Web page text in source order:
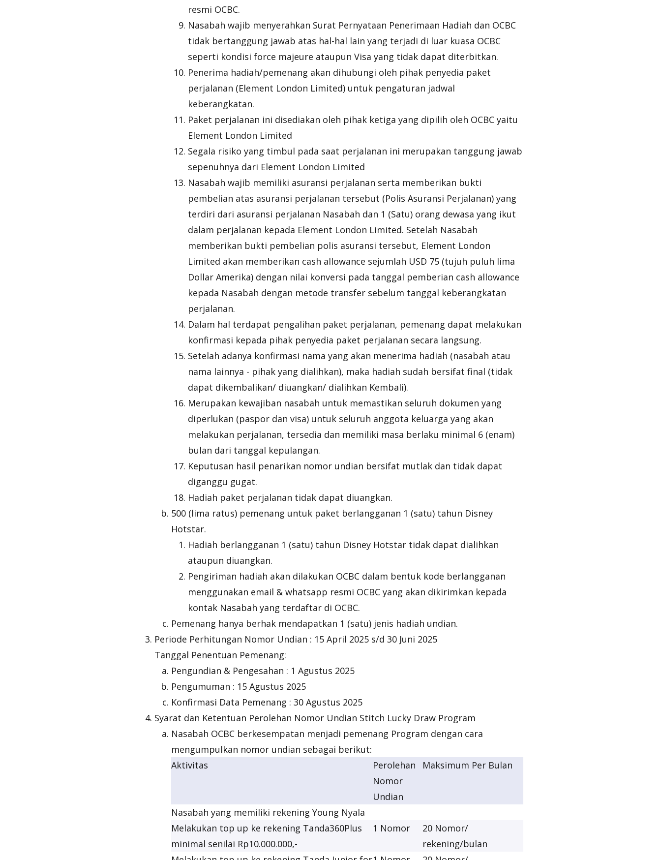
resmi OCBC.
Nasabah wajib menyerahkan Surat Pernyataan Penerimaan Hadiah dan OCBC
tidak bertanggung jawab atas hal-hal lain yang terjadi di luar kuasa OCBC
seperti kondisi force majeure ataupun Visa yang tidak dapat diterbitkan.
Penerima hadiah/pemenang akan dihubungi oleh pihak penyedia paket
perjalanan (Element London Limited) untuk pengaturan jadwal
keberangkatan.
Paket perjalanan ini disediakan oleh pihak ketiga yang dipilih oleh OCBC yaitu
Element London Limited
Segala risiko yang timbul pada saat perjalanan ini merupakan tanggung jawab
sepenuhnya dari Element London Limited
Nasabah wajib memiliki asuransi perjalanan serta memberikan bukti
pembelian atas asuransi perjalanan tersebut (Polis Asuransi Perjalanan) yang
terdiri dari asuransi perjalanan Nasabah dan 1 (Satu) orang dewasa yang ikut
dalam perjalanan kepada Element London Limited. Setelah Nasabah
memberikan bukti pembelian polis asuransi tersebut, Element London
Limited akan memberikan cash allowance sejumlah USD 75 (tujuh puluh lima
Dollar Amerika) dengan nilai konversi pada tanggal pemberian cash allowance
kepada Nasabah dengan metode transfer sebelum tanggal keberangkatan
perjalanan.
Dalam hal terdapat pengalihan paket perjalanan, pemenang dapat melakukan
konfirmasi kepada pihak penyedia paket perjalanan secara langsung.
Setelah adanya konfirmasi nama yang akan menerima hadiah (nasabah atau
nama lainnya - pihak yang dialihkan), maka hadiah sudah bersifat final (tidak
dapat dikembalikan/ diuangkan/ dialihkan Kembali).
Merupakan kewajiban nasabah untuk memastikan seluruh dokumen yang
diperlukan (paspor dan visa) untuk seluruh anggota keluarga yang akan
melakukan perjalanan, tersedia dan memiliki masa berlaku minimal 6 (enam)
bulan dari tanggal kepulangan.
Keputusan hasil penarikan nomor undian bersifat mutlak dan tidak dapat
diganggu gugat.
Hadiah paket perjalanan tidak dapat diuangkan.
500 (lima ratus) pemenang untuk paket berlangganan 1 (satu) tahun Disney
Hotstar.
Hadiah berlangganan 1 (satu) tahun Disney Hotstar tidak dapat dialihkan
ataupun diuangkan.
Pengiriman hadiah akan dilakukan OCBC dalam bentuk kode berlangganan
menggunakan email & whatsapp resmi OCBC yang akan dikirimkan kepada
kontak Nasabah yang terdaftar di OCBC.
Pemenang hanya berhak mendapatkan 1 (satu) jenis hadiah undian.
Periode Perhitungan Nomor Undian : 15 April 2025 s/d 30 Juni 2025
Tanggal Penentuan Pemenang:
Pengundian & Pengesahan : 1 Agustus 2025
Pengumuman : 15 Agustus 2025
Konfirmasi Data Pemenang : 30 Agustus 2025
Syarat dan Ketentuan Perolehan Nomor Undian Stitch Lucky Draw Program
Nasabah OCBC berkesempatan menjadi pemenang Program dengan cara
mengumpulkan nomor undian sebagai berikut:
Aktivitas
Perolehan
Nomor
Undian
Maksimum Per Bulan
Nasabah yang memiliki rekening Young Nyala
Melakukan top up ke rekening Tanda360Plus
minimal senilai Rp10.000.000,-
1 Nomor
20 Nomor/
rekening/bulan